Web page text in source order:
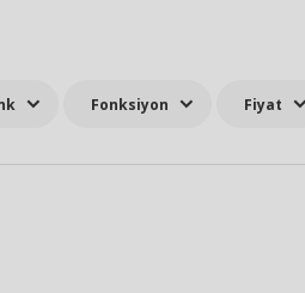
Fonksiyon Fiyat